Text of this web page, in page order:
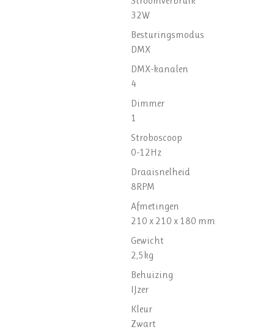
32W
Besturingsmodus
DMX
DMX-kanalen
4
Dimmer
1
Stroboscoop
0-12Hz
Draaisnelheid
8RPM
Afmetingen
210 x 210 x 180 mm
Gewicht
2,5kg
Behuizing
IJzer
Kleur
Zwart